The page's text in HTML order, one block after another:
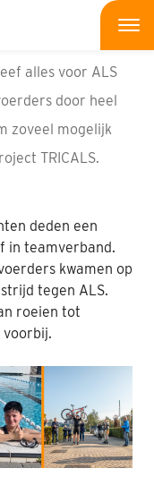
alles voor ALS
door heel
zoveel mogelijk
TRICALS.
deden een
in teamverband.
kwamen op
tegen ALS.
roeien tot
voorbij.